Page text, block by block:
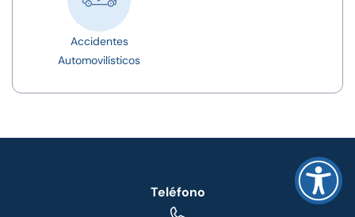
Accidentes
Automovilísticos
Teléfono